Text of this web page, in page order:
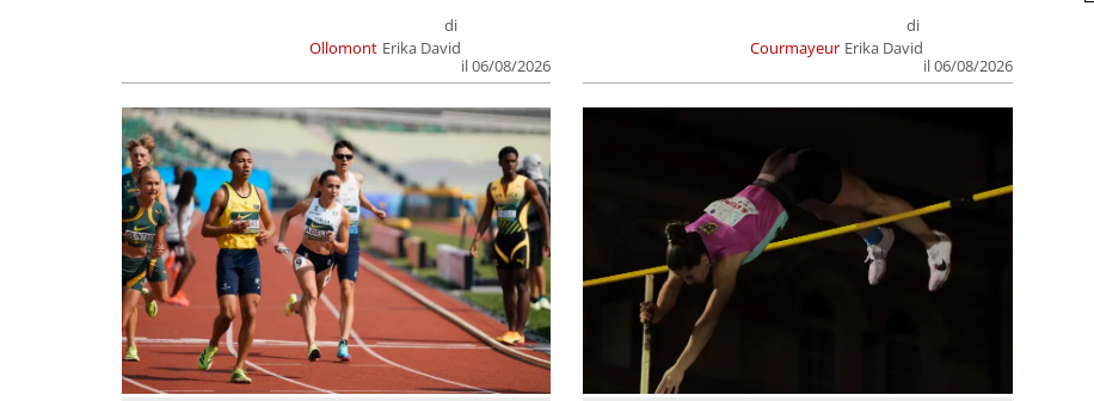
Ollomont
di
Erika David
il 06/08/2026
Courmayeur
di
Erika David
il 06/08/2026